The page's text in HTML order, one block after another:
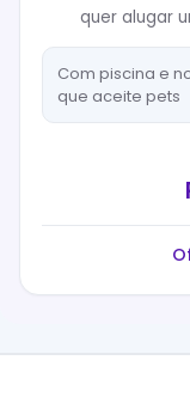
quer alugar
Com piscina e
que aceite pets